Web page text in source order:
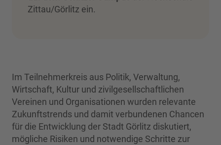
Zittau/Görlitz ein.
Im Teilnehmerkreis aus Politik, Verwaltung,
Wirtschaft, Kultur und zivilgesellschaftlichen
Vereinen und Organisationen wurden relevante
Zukunftstrends und damit verbundenen Chancen
für die Entwicklung der Stadt Görlitz diskutiert,
mögliche Risiken und notwendige Schritte zur